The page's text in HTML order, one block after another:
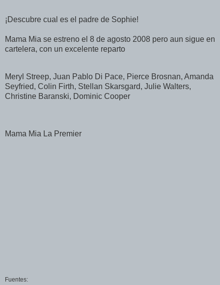
¡Descubre cual es el padre de Sophie!
Mama Mia se estreno el 8 de agosto 2008 pero aun sigue en
cartelera, con un excelente reparto
Meryl Streep, Juan Pablo Di Pace, Pierce Brosnan, Amanda
Seyfried, Colin Firth, Stellan Skarsgard, Julie Walters,
Christine Baranski, Dominic Cooper
Mama Mia La Premier
Fuentes: